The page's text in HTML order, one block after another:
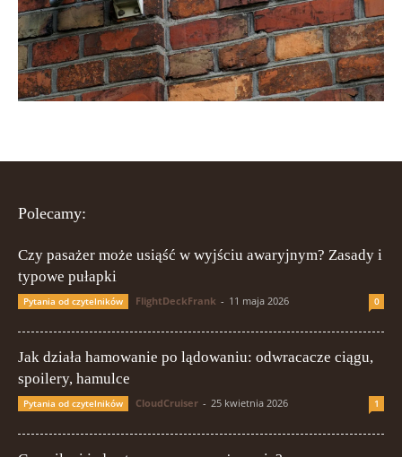
Polecamy:
Czy pasażer może usiąść w wyjściu awaryjnym? Zasady i
typowe pułapki
Pytania od czytelników FlightDeckFrank - 11 maja 2026 0
Jak działa hamowanie po lądowaniu: odwracacze ciągu,
spoilery, hamulce
Pytania od czytelników CloudCruiser - 25 kwietnia 2026 1